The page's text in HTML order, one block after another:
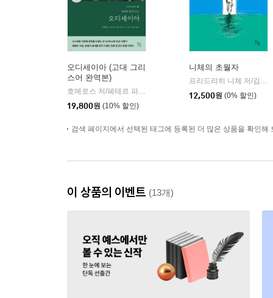
오디세이아 (고대 그리
스어 완역본)
| 현대지성
19,800원 (10% 할인)
니체의 초월자
12,500원 (0% 할인)
검색 페이지에서 선택된 태그에 등록된 더 많은 상품을 확인해
이 상품의 이벤트 (13개)